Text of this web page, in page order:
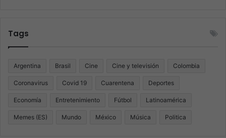
Tags
Argentina Brasil Cine Cine y televisión Colombia
Coronavirus Covid 19 Cuarentena Deportes
Economía Entretenimiento Fútbol Latinoamérica
Memes (ES) Mundo México Música Politica